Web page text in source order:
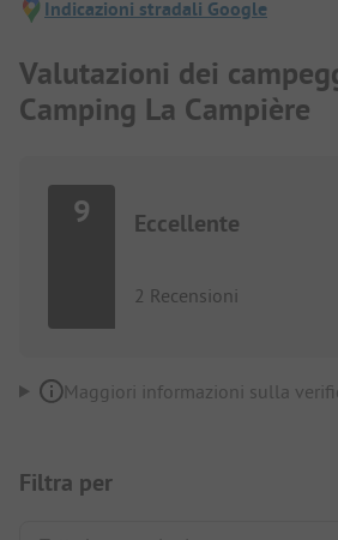
Indicazioni stradali Google
Valutazioni dei
Camping La Campière
9 Eccellente
2 Recensioni
Maggiori informazioni sulla
Filtra per